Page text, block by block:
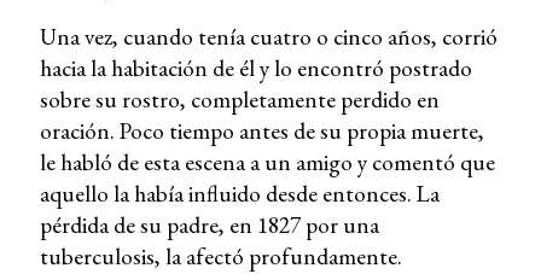
Una vez, cuando tenía cuatro o cinco años, corrió
hacia la habitación de él y lo encontró postrado
sobre su rostro, completamente perdido en
oración. Poco tiempo antes de su propia muerte,
le habló de esta escena a un amigo y comentó que
aquello la había influido desde entonces. La
pérdida de su padre, en 1827 por una
tuberculosis, la afectó profundamente.